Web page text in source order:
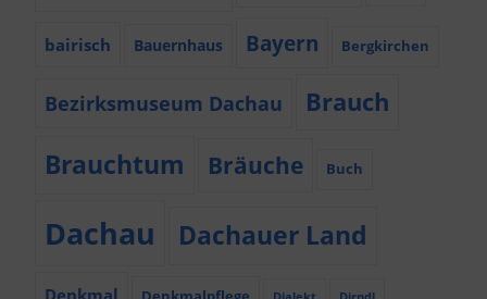
bairisch Bauernhaus Bayern Bergkirchen
Bezirksmuseum Dachau Brauch
Brauchtum Bräuche Buch
Dachau Dachauer Land
Denkmal